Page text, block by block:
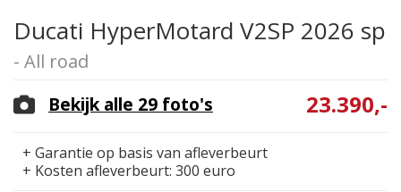
Ducati HyperMotard V2SP 2026 sp
- All road
23.390,-
+ Garantie op basis van afleverbeurt
+ Kosten afleverbeurt: 300 euro
Bekijk alle 29 foto's